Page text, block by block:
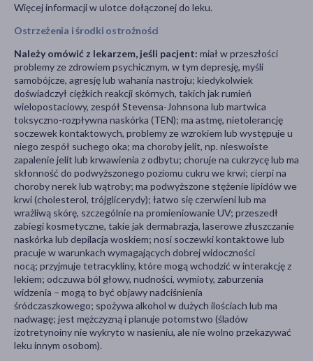
Więcej informacji w ulotce dołączonej do leku.
Ostrzeżenia i środki ostrożności
Należy omówić z lekarzem, jeśli pacjent: miał w przeszłości
problemy ze zdrowiem psychicznym, w tym depresję, myśli
samobójcze, agresję lub wahania nastroju; kiedykolwiek
doświadczył ciężkich reakcji skórnych, takich jak rumień
wielopostaciowy, zespół Stevensa-Johnsona lub martwica
toksyczno-rozpływna naskórka (TEN); ma astmę, nietolerancję
soczewek kontaktowych, problemy ze wzrokiem lub występuje u
niego zespół suchego oka; ma choroby jelit, np. nieswoiste
zapalenie jelit lub krwawienia z odbytu; choruje na cukrzycę lub ma
skłonność do podwyższonego poziomu cukru we krwi; cierpi na
choroby nerek lub wątroby; ma podwyższone stężenie lipidów we
krwi (cholesterol, trójglicerydy); łatwo się czerwieni lub ma
wrażliwą skórę, szczególnie na promieniowanie UV; przeszedł
zabiegi kosmetyczne, takie jak dermabrazja, laserowe złuszczanie
naskórka lub depilacja woskiem; nosi soczewki kontaktowe lub
pracuje w warunkach wymagających dobrej widoczności
nocą; przyjmuje tetracykliny, które mogą wchodzić w interakcję z
lekiem; odczuwa ból głowy, nudności, wymioty, zaburzenia
widzenia – mogą to być objawy nadciśnienia
śródczaszkowego; spożywa alkohol w dużych ilościach lub ma
nadwagę; jest mężczyzną i planuje potomstwo (śladów
izotretynoiny nie wykryto w nasieniu, ale nie wolno przekazywać
leku innym osobom).